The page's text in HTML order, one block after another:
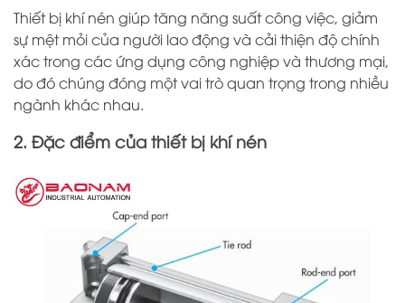
Thiết bị khí nén giúp tăng năng suất công việc, giảm
sự mệt mỏi của người lao động và cải thiện độ chính
xác trong các ứng dụng công nghiệp và thương mại,
do đó chúng đóng một vai trò quan trọng trong nhiều
ngành khác nhau.
2. Đặc điểm của thiết bị khí nén